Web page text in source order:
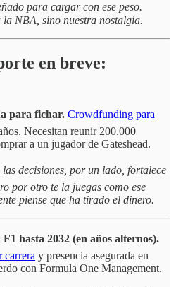
para cargar con ese peso.
la NBA, sino nuestra nostalgia.
en breve:
para fichar. Crowdfunding para
Necesitan reunir 200.000
a un jugador de Gateshead.
decisiones, por un lado, fortalece
por otro te la juegas como ese
piense que ha tirado el dinero.
hasta 2032 (en años alternos).
carrera y presencia asegurada en
con Formula One Management.